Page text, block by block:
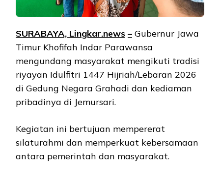
SURABAYA, Lingkar.news – Gubernur Jawa
Timur Khofifah Indar Parawansa
mengundang masyarakat mengikuti tradisi
riyayan Idulfitri 1447 Hijriah/Lebaran 2026
di Gedung Negara Grahadi dan kediaman
pribadinya di Jemursari.
Kegiatan ini bertujuan mempererat
silaturahmi dan memperkuat kebersamaan
antara pemerintah dan masyarakat.